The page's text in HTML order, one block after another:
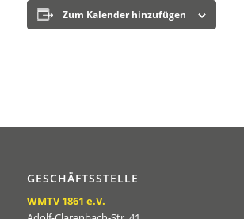
Zum Kalender hinzufügen
GESCHÄFTSSTELLE
WMTV 1861 e.V.